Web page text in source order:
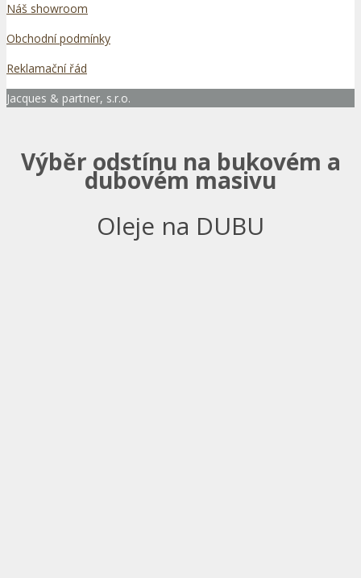
Náš showroom
Obchodní podmínky
Reklamační řád
Jacques & partner, s.r.o.
Výběr odstínu na bukovém a
dubovém masivu
Oleje na DUBU